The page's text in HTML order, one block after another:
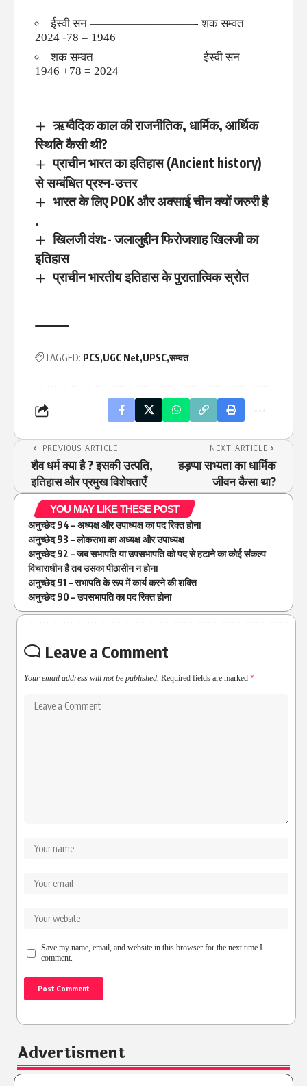
ईस्वी सन —————————- शक सम्वत
2024 -78 = 1946
शक सम्वत ————————— ईस्वी सन
1946 +78 = 2024
ऋग्वैदिक काल की राजनीतिक, धार्मिक, आर्थिक
स्थिति कैसी थी?
प्राचीन भारत का इतिहास (Ancient history)
से सम्बंधित प्रश्न-उत्तर
भारत के लिए POK और अक्साई चीन क्यों जरुरी है
.
खिलजी वंश:- जलालुद्दीन फिरोजशाह खिलजी का
इतिहास
प्राचीन भारतीय इतिहास के पुरातात्विक स्रोत
TAGGED: PCS UGC Net UPSC सम्वत
PREVIOUS ARTICLE
शैव धर्म क्या है ? इसकी उत्पति,
इतिहास और प्रमुख विशेषताएँ
NEXT ARTICLE
हड़प्पा सभ्यता का धार्मिक
जीवन कैसा था?
YOU MAY LIKE THESE POST
अनुच्छेद 94 – अध्यक्ष और उपाध्यक्ष का पद रिक्त होना
अनुच्छेद 93 – लोकसभा का अध्यक्ष और उपाध्यक्ष
अनुच्छेद 92 – जब सभापति या उपसभापति को पद से हटाने का कोई संकल्प
विचाराधीन है तब उसका पीठासीन न होना
अनुच्छेद 91 – सभापति के रूप में कार्य करने की शक्ति
अनुच्छेद 90 – उपसभापति का पद रिक्त होना
Leave a Comment
Your email address will not be published. Required fields are marked *
Save my name, email, and website in this browser for the next time I
comment.
Advertisment